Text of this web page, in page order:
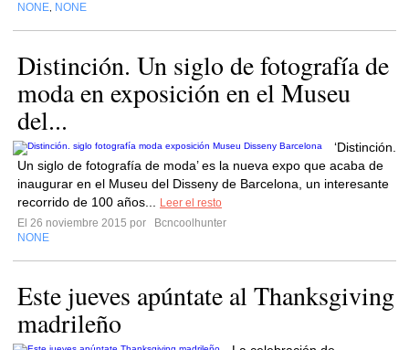
NONE NONE
Distinción. Un siglo de fotografía de
moda en exposición en el Museu
del...
‘Distinción.
Un siglo de fotografía de moda’ es la nueva expo que acaba de
inaugurar en el Museu del Disseny de Barcelona, un interesante
recorrido de 100 años...
Leer el resto
El 26 noviembre 2015 por
Bcncoolhunter
NONE
Este jueves apúntate al Thanksgiving
madrileño